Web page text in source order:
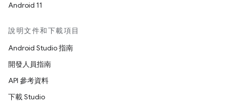
Android 11
說明文件和下載項目
Android Studio 指南
開發人員指南
API 參考資料
下載 Studio